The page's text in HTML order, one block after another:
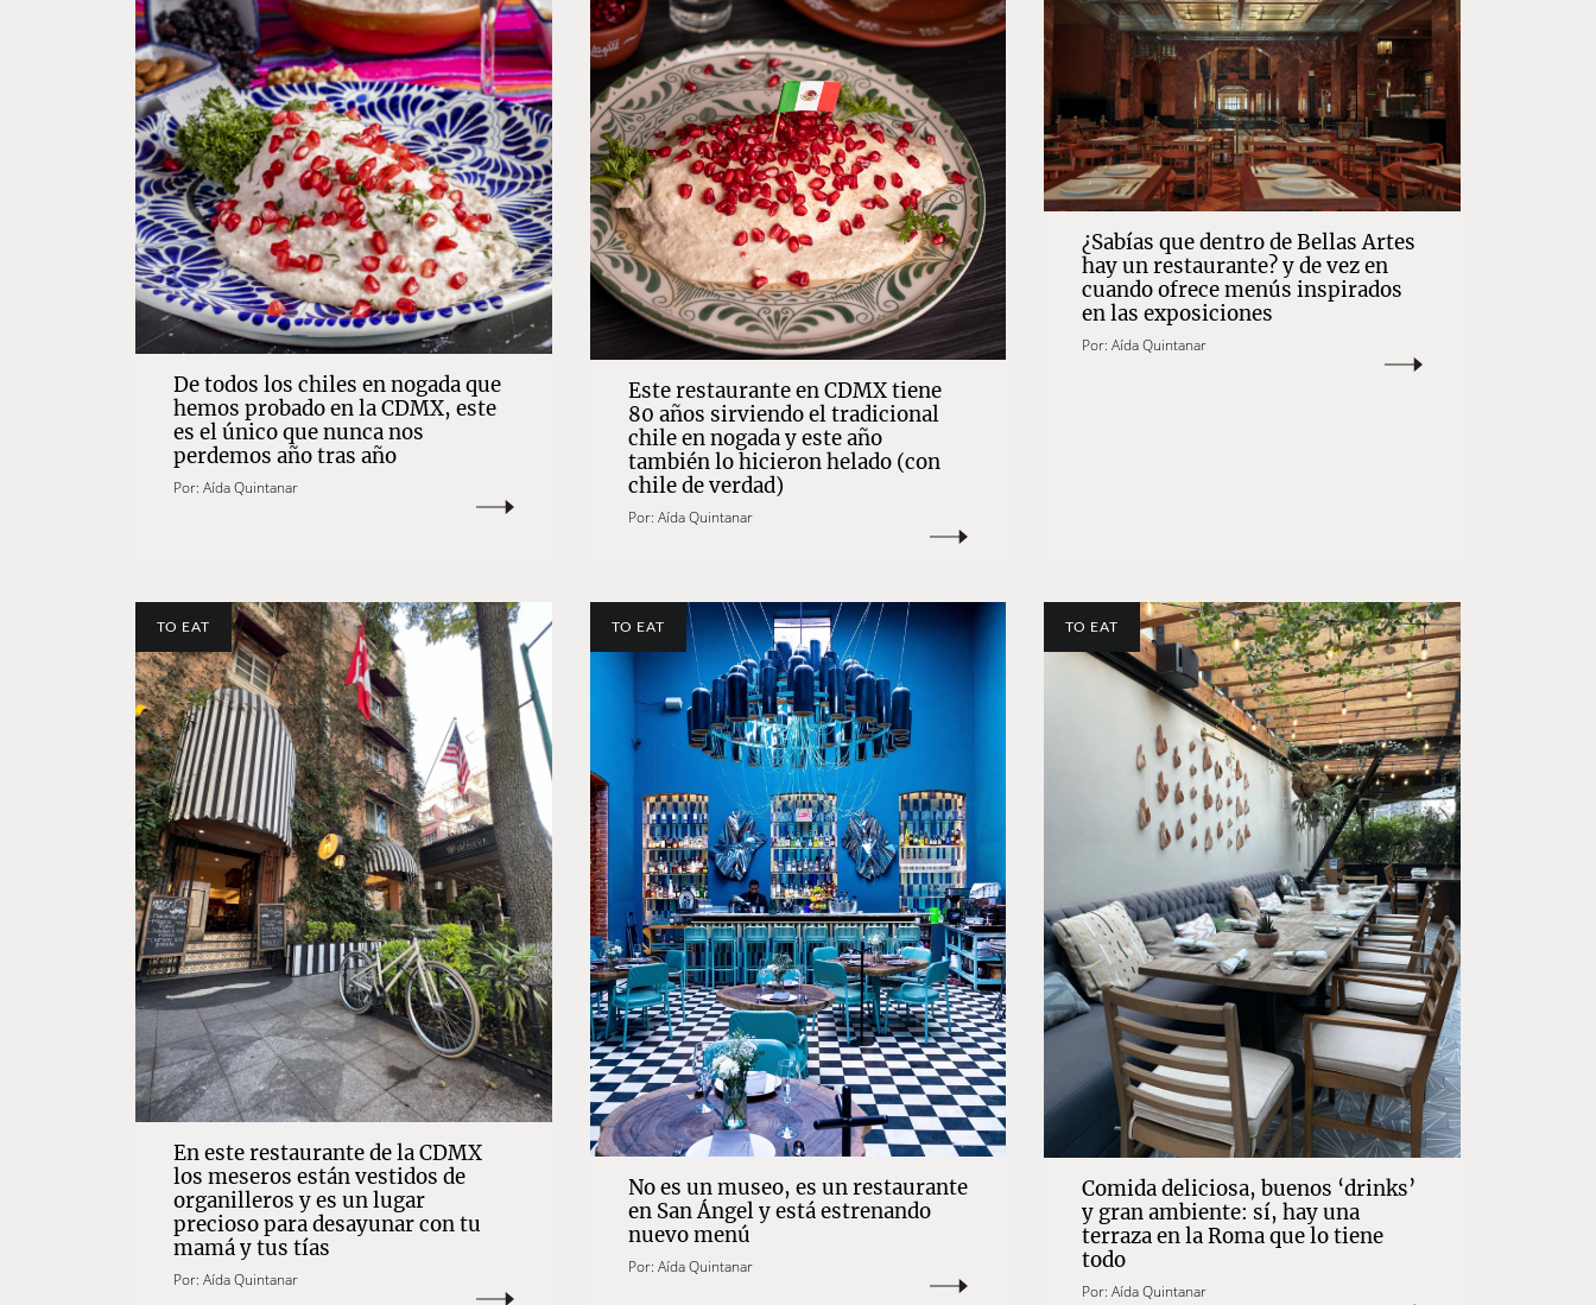
De todos los chiles en nogada que
hemos probado en la CDMX, este
es el único que nunca nos
perdemos año tras año
Por: Aída Quintanar
Este restaurante en CDMX tiene
80 años sirviendo el tradicional
chile en nogada y este año
también lo hicieron helado (con
chile de verdad)
Por: Aída Quintanar
¿Sabías que dentro de Bellas Artes
hay un restaurante? y de vez en
cuando ofrece menús inspirados
en las exposiciones
Por:Aída Quintanar
TO EAT
En este restaurante de la CDMX
los meseros están vestidos de
organilleros y es un lugar
precioso para desayunar con tu
mamá y tus tías
Por: Aída Quintanar
TO EAT
No es un museo, es un restaurante
en San Ángel y está estrenando
nuevo menú
Por: Aída Quintanar
TO EAT
Comida deliciosa, buenos ‘drinks’
y gran ambiente: sí, hay una
terraza en la Roma que lo tiene
todo
Por:Aída Quintanar